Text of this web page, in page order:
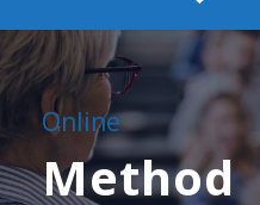
Online
Method